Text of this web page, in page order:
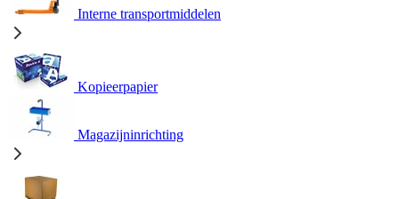
Interne transportmiddelen
Kopieerpapier
Magazijninrichting